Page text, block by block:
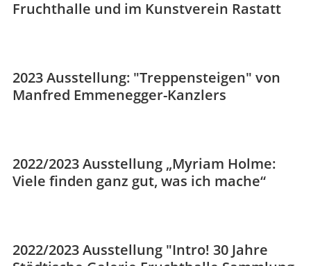
Fruchthalle und im Kunstverein Rastatt
2023 Ausstellung: "Treppensteigen" von
Manfred Emmenegger-Kanzlers
2022/2023 Ausstellung „Myriam Holme:
Viele finden ganz gut, was ich mache“
2022/2023 Ausstellung "Intro! 30 Jahre